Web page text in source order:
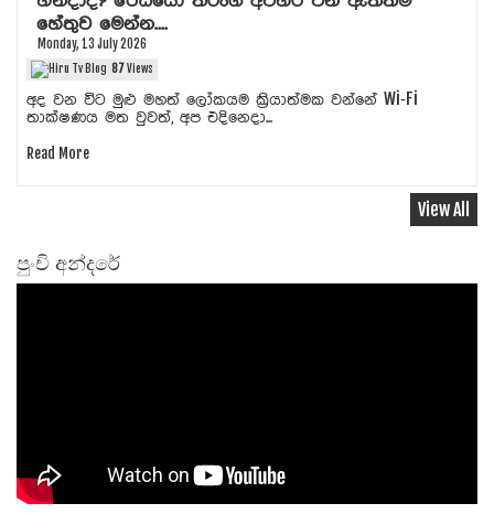
හේතුව මෙන්න....
Monday, 13 July 2026
87 Views
අද වන විට මුළු මහත් ලෝකයම ක්‍රියාත්මක වන්නේ Wi‑Fi
තාක්ෂණය මත වුවත්, අප එදිනෙදා...
Read More
View All
පුංචි අන්දරේ